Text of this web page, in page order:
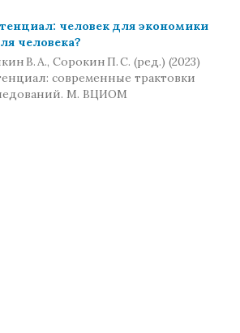
человек для экономики
человека?
В. А., Сорокин П. С. (ред.) (2023)
современные трактовки
М. ВЦИОМ